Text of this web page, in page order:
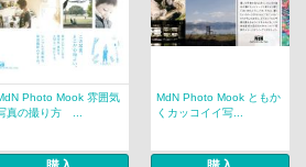
Photo Mook 雰囲気
真の撮り方 ...
MdN Photo Mook ともか
くカッコイイ写...